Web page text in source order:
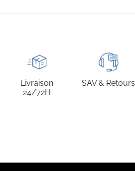
Livraison
24/72H
SAV & Retours